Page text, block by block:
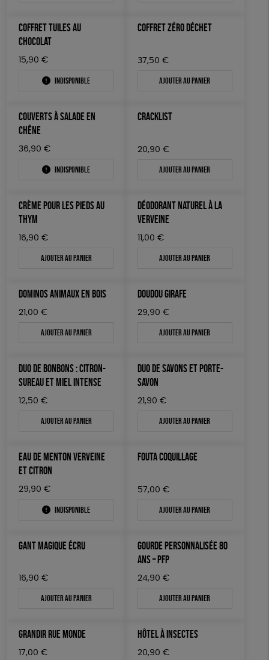
COFFRET TUILES AU
CHOCOLAT
15,90 €
Indisponible
COFFRET ZÉRO DÉCHET
37,50 €
Ajouter au panier
COUVERTS À SALADE EN
CHÊNE
36,90 €
Indisponible
CRACKLIST
20,90 €
Ajouter au panier
CRÈME POUR LES PIEDS AU
THYM
16,90 €
Ajouter au panier
DÉODORANT NATUREL À LA
VERVEINE
11,00 €
Ajouter au panier
DOMINOS ANIMAUX EN BOIS
21,00 €
Ajouter au panier
DOUDOU GIRAFE
29,90 €
Ajouter au panier
DUO DE BONBONS : CITRON-
SUREAU ET MIEL INTENSE
12,50 €
Ajouter au panier
DUO DE SAVONS ET PORTE-
SAVON
21,90 €
Ajouter au panier
EAU DE MENTON VERVEINE
ET CITRON
29,90 €
Indisponible
FOUTA COQUILLAGE
57,00 €
Ajouter au panier
GANT MAGIQUE ÉCRU
16,90 €
Ajouter au panier
GOURDE PERSONNALISÉE 80
ANS – PFP
24,90 €
Ajouter au panier
GRANDIR RUE MONDE
17,00 €
HÔTEL À INSECTES
20,90 €